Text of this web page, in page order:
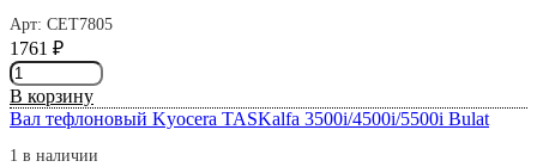
1620
(Bulat
m-
Line)
Арт: СЕТ7805
1761 ₽
Количество
товара
Вал
тефлоновый
Kyocera
В корзину
Вал тефлоновый Kyocera TASKalfa 3500i/4500i/5500i Bulat
1 в наличии